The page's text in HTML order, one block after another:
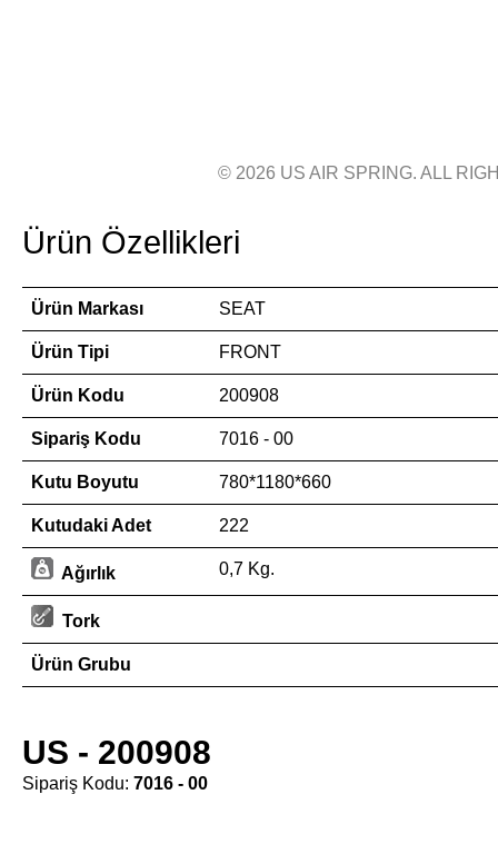
© 2026 US AIR SPRING. ALL
Ürün Özellikleri
Ürün Markası SEAT
Ürün Tipi FRONT
Ürün Kodu 200908
Sipariş Kodu 7016 - 00
Kutu Boyutu 780*1180*660
Kutudaki Adet 222
Ağırlık 0,7 Kg.
Tork
Ürün Grubu
US - 200908
Sipariş Kodu: 7016 - 00